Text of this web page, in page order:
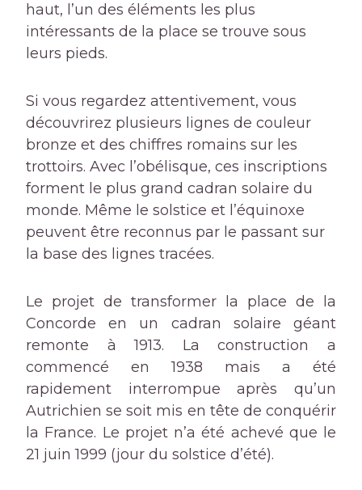
haut, l’un des éléments les plus
intéressants de la place se trouve sous
leurs pieds.
Si vous regardez attentivement, vous
découvrirez plusieurs lignes de couleur
bronze et des chiffres romains sur les
trottoirs. Avec l’obélisque, ces inscriptions
forment le plus grand cadran solaire du
monde. Même le solstice et l’équinoxe
peuvent être reconnus par le passant sur
la base des lignes tracées.
Le projet de transformer la place de la
Concorde en un cadran solaire géant
remonte à 1913. La construction a
commencé en 1938 mais a été
rapidement interrompue après qu’un
Autrichien se soit mis en tête de conquérir
la France. Le projet n’a été achevé que le
21 juin 1999 (jour du solstice d’été).